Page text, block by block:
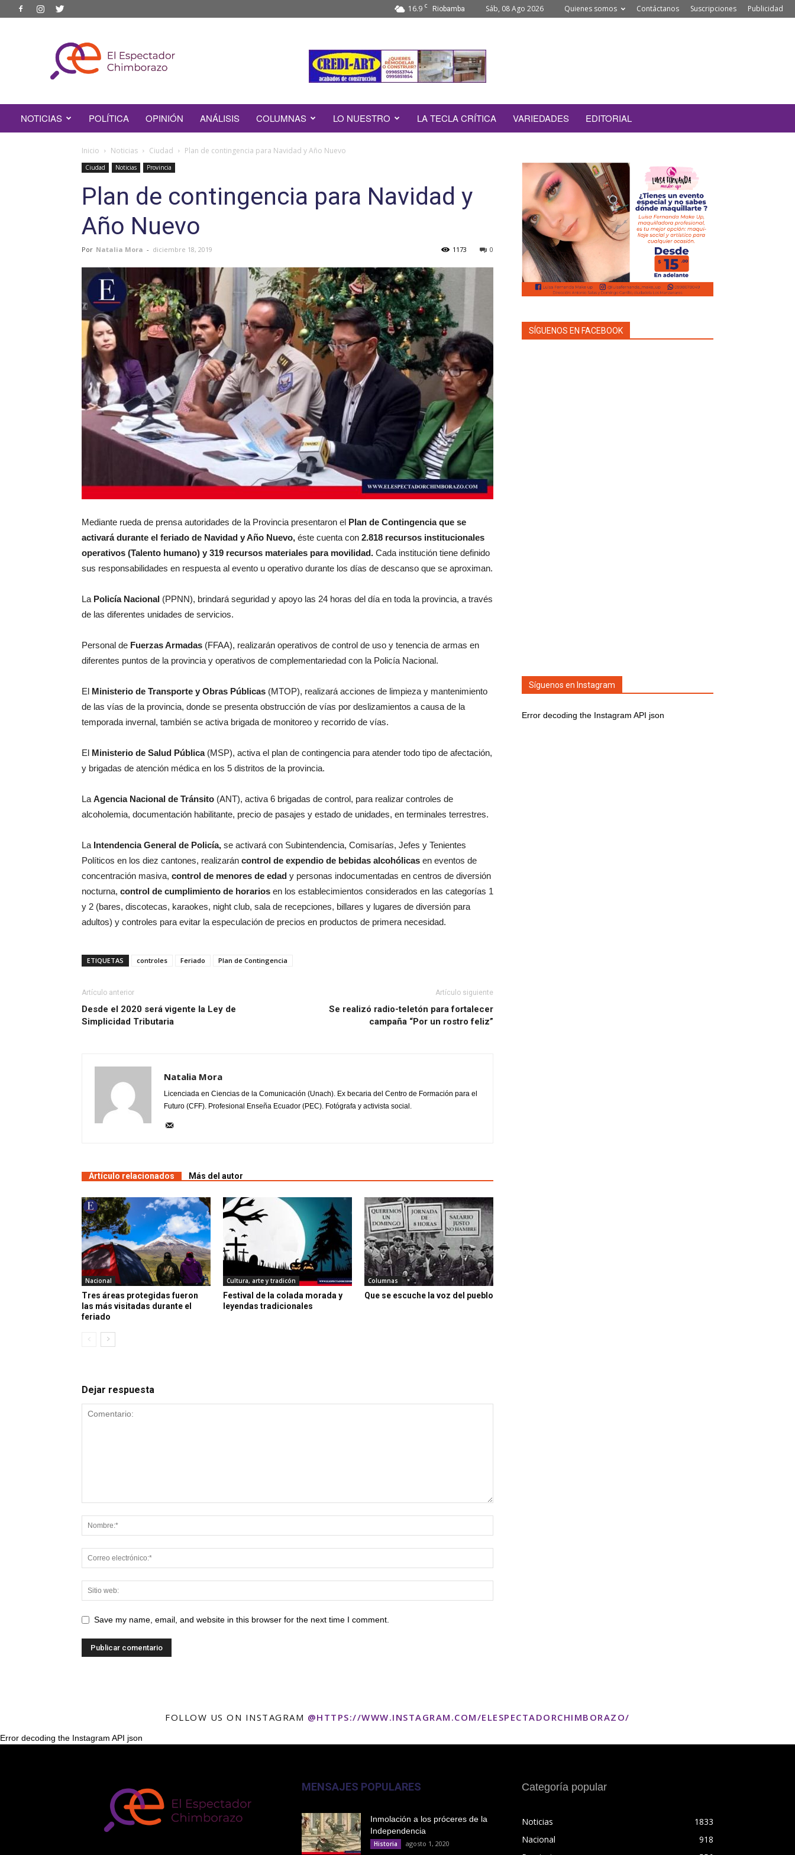
16.9 C Riobamba Sáb, 08 Ago 2026 Quienes somos Contáctanos Suscripciones Publicidad
ESPECTADOR
CHIMBORAZO
NOTICIAS POLÍTICA OPINIÓN ANÁLISIS COLUMNAS LO NUESTRO LA TECLA CRÍTICA VARIEDADES EDITORIAL
Inicio Noticias Ciudad Plan de contingencia para Navidad y Año Nuevo
Ciudad Noticias Provincia
Plan de contingencia para Navidad y
Año Nuevo
Por Natalia Mora - diciembre 18, 2019 0
1173
Mediante rueda de prensa autoridades de la Provincia presentaron el Plan de Contingencia que se
activará durante el feriado de Navidad y Año Nuevo, éste cuenta con 2.818 recursos institucionales
operativos (Talento humano) y 319 recursos materiales para movilidad. Cada institución tiene definido
sus responsabilidades en respuesta al evento u operativo durante los días de descanso que se aproximan.
La Policía Nacional (PPNN), brindará seguridad y apoyo las 24 horas del día en toda la provincia, a través
de las diferentes unidades de servicios.
Personal de Fuerzas Armadas (FFAA), realizarán operativos de control de uso y tenencia de armas en
diferentes puntos de la provincia y operativos de complementariedad con la Policía Nacional.
El Ministerio de Transporte y Obras Públicas (MTOP), realizará acciones de limpieza y mantenimiento
de las vías de la provincia, donde se presenta obstrucción de vías por deslizamientos a causa de la
temporada invernal, también se activa brigada de monitoreo y recorrido de vías.
El Ministerio de Salud Pública(MSP), activa el plan de contingencia para atender todo tipo de afectación,
y brigadas de atención médica en los 5 distritos de la provincia.
La Agencia Nacional de Tránsito (ANT), activa 6 brigadas de control, para realizar controles de
alcoholemia, documentación habilitante, precio de pasajes y estado de unidades, en terminales terrestres.
La Intendencia General de Policía, se activará con Subintendencia, Comisarías, Jefes y Tenientes
Políticos en los diez cantones, realizarán control de expendio de bebidas alcohólicas en eventos de
concentración masiva, control de menores de edad y personas indocumentadas en centros de diversión
nocturna, control de cumplimiento de horarios en los establecimientos considerados en las categorías 1
y 2 (bares, discotecas, karaokes, night club, sala de recepciones, billares y lugares de diversión para
adultos) y controles para evitar la especulación de precios en productos de primera necesidad.
ETIQUETAS controles Feriado Plan de Contingencia
Artículo anterior
Desde el 2020 será vigente la Ley de
Simplicidad Tributaria
Artículo siguiente
Se realizó radio-teletón para fortalecer
campaña “Por un rostro feliz”
Natalia Mora
Licenciada en Ciencias de la Comunicación (Unach). Ex becaria del Centro de Formación para el
Futuro (CFF). Profesional Enseña Ecuador (PEC). Fotógrafa y activista social.
Artículo relacionados Más del autor
Nacional
Tres áreas protegidas fueron
las más visitadas durante el
feriado
Cultura, arte y tradicón
Festival de la colada morada y
leyendas tradicionales
Columnas
Que se escuche la voz del pueblo
Dejar respuesta
Save my name, email, and website in this browser for the next time I comment.
SÍGUENOS EN FACEBOOK
Síguenos en Instagram
Error decoding the Instagram API json
FOLLOW US ON INSTAGRAM @HTTPS://WWW.INSTAGRAM.COM/ELESPECTADORCHIMBORAZO/
Error decoding the Instagram API json
MENSAJES POPULARES
Inmolación a los próceres de la
Independencia
Historia agosto 1, 2020
Categoría popular
Noticias
1833
Nacional
918